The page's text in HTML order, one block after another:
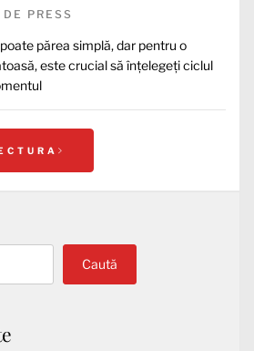
DE PRESS
părea simplă, dar pentru o
este crucial să înțelegeți ciclul
Caută